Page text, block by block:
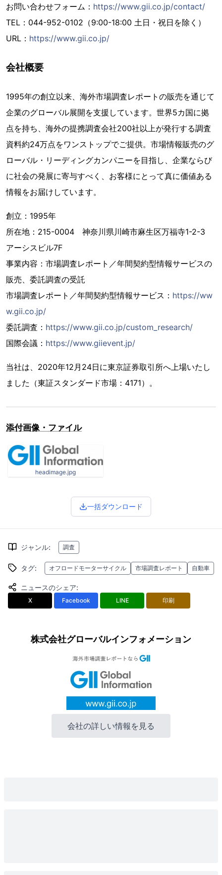
お問い合わせフォーム： https://www.gii.co.jp/contact/
TEL：044-952-0102（9:00-18:00 土日・祝日を除く）
URL： https://www.gii.co.jp/
会社概要
1995年の創立以来、海外市場調査レポートの販売を通じて
企業のグローバル展開を支援しています。世界5カ国に拠
点を持ち、海外の提携調査会社200社以上が発行する調査
資料約24万点をワンストップでご提供。市場情報販売のグ
ローバル・リーディングカンパニーを目指し、企業ならび
に社会の発展に寄与すべく、お客様にとって真に価値ある
情報をお届けしています。
創立：1995年
所在地：215-0004 神奈川県川崎市麻生区万福寺1-2-3
アーシスビル7F
事業内容：市場調査レポート／年間契約型情報サービスの
販売、委託調査の受託
市場調査レポート／年間契約型情報サービス： https://ww
w.gii.co.jp/
委託調査： https://www.gii.co.jp/custom_research/
国際会議： https://www.giievent.jp/
当社は、2020年12月24日に東京証券取引所へ上場いたし
ました（東証スタンダード市場：4171）。
添付画像・ファイル
headimage.jpg
一括ダウンロード
ジャンル: 調査
タグ: オフロードモーターサイクル 市場調査レポート 自動車
ニュースのシェア:
X Facebook LINE 印刷
株式会社グローバルインフォメーション
会社の詳しい情報を見る